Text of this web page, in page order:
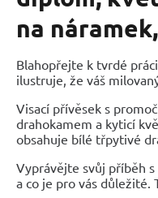
na
Blahopřejte k tvrdé
ilustruje, že váš
Visací přívěsek s
drahokamem a kyticí
obsahuje bílé třpytivé
Vyprávějte svůj příběh
a co je pro vás důležité.